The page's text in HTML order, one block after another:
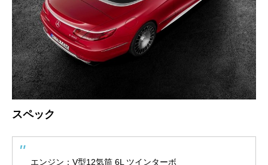
スペック
エンジン：V型12気筒 6L ツインターボ